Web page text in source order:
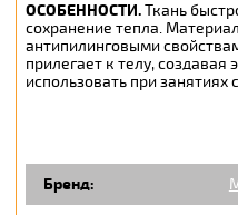
ОСОБЕННОСТИ.Ткань
сохранение тепла.
антипилинговыми
прилегает к телу,
использовать при занятиях
Бренд: